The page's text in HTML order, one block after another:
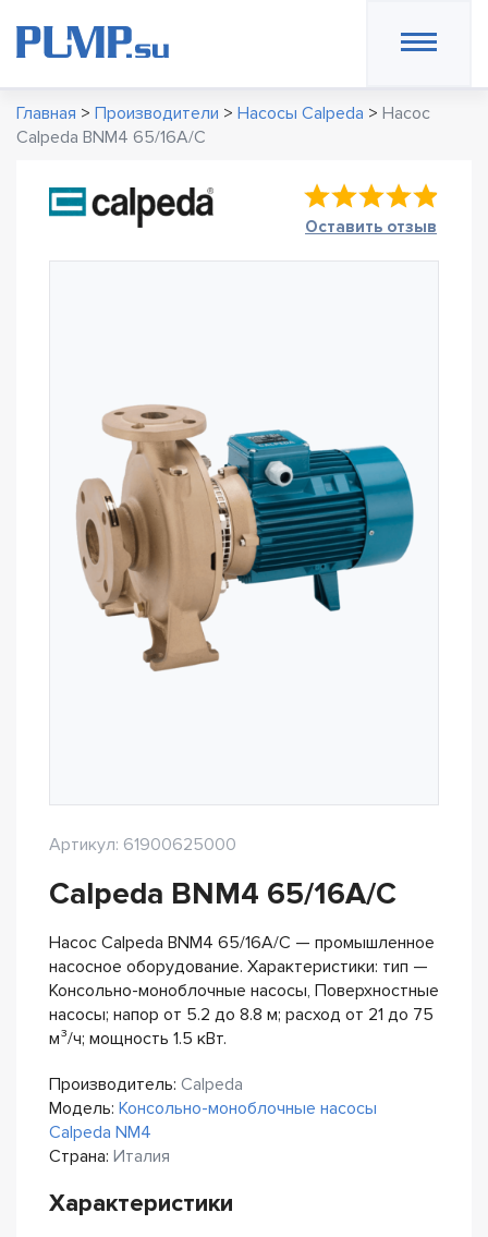
Главная > Производители > Насосы Calpeda > Насос
Calpeda BNM4 65/16A/C
Оставить отзыв
Артикул: 61900625000
Calpeda BNM4 65/16A/C
Насос Calpeda BNM4 65/16A/C — промышленное
насосное оборудование. Характеристики: тип —
Консольно-моноблочные насосы, Поверхностные
насосы; напор от 5.2 до 8.8 м; расход от 21 до 75
м³/ч; мощность 1.5 кВт.
Производитель: Calpeda
Модель: Консольно-моноблочные насосы
Calpeda NM4
Страна: Италия
Характеристики